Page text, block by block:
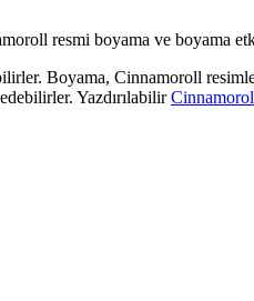
Boyama, Cinnamoroll
Yazdırılabilir